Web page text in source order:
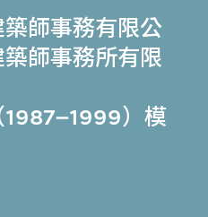
師事務有限公
師事務所有限
）模